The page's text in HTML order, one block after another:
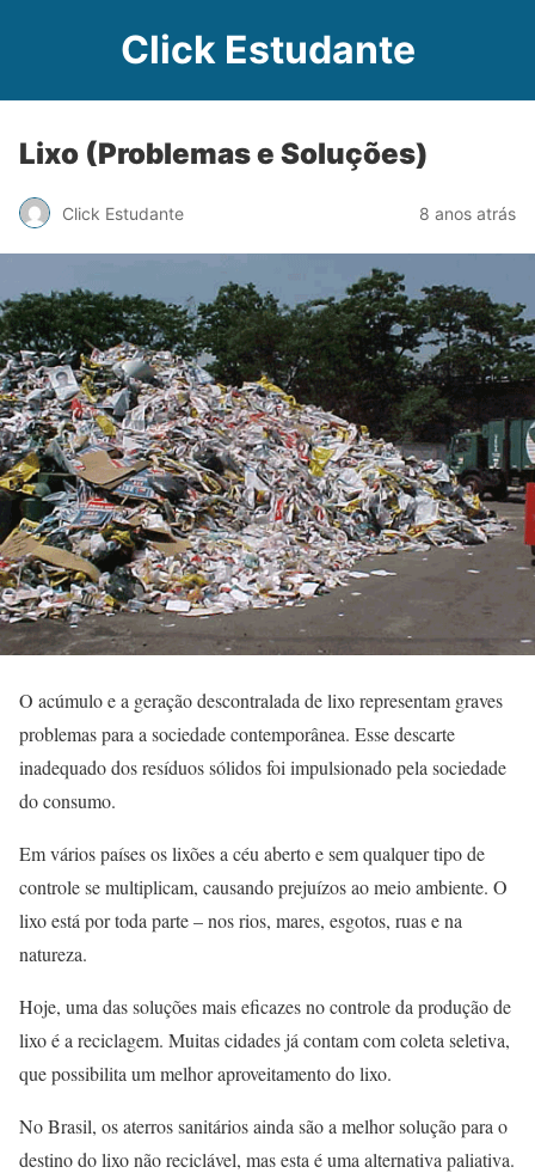
Click Estudante
Lixo (Problemas e Soluções)
Click Estudante 8 anos atrás
O acúmulo e a geração descontralada de lixo representam graves
problemas para a sociedade contemporânea. Esse descarte
inadequado dos resíduos sólidos foi impulsionado pela sociedade
do consumo.
Em vários países os lixões a céu aberto e sem qualquer tipo de
controle se multiplicam, causando prejuízos ao meio ambiente. O
lixo está por toda parte – nos rios, mares, esgotos, ruas e na
natureza.
Hoje, uma das soluções mais eficazes no controle da produção de
lixo é a reciclagem. Muitas cidades já contam com coleta seletiva,
que possibilita um melhor aproveitamento do lixo.
No Brasil, os aterros sanitários ainda são a melhor solução para o
destino do lixo não reciclável, mas esta é uma alternativa paliativa.